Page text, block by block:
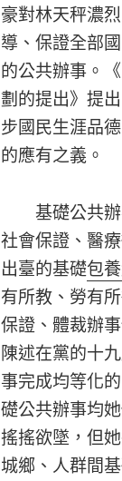
豪對林天秤濃
導、保證全部
的公共辦事。
劃的提出》提
步國民生涯品
的應有之義。
基礎公共
社會保證、醫
出臺的基礎包
有所教、勞有
保證、體裁辦
陳述在黨的十
事完成均等化
礎公共辦事均
搖搖欲墜，但
城鄉、人群間